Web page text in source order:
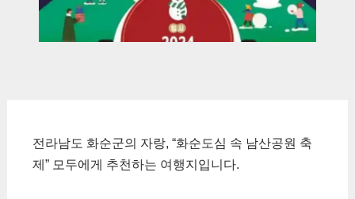
전라남도 화순군의 자랑, “화순도심 속 남산공원 축
제” 모두에게 추천하는 여행지입니다.